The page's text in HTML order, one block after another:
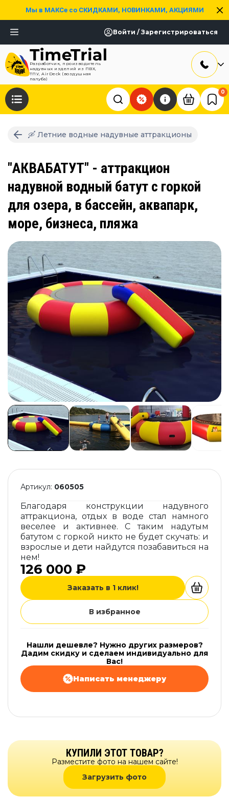
Мы в МАКСе со СКИДКАМИ, НОВИНКАМИ, АКЦИЯМИ
Войти / Зарегистрироваться
Разработчик, производитель
надувных изделий из ПВХ,
ТПУ, AirDeck (воздушная
палуба)
0
🛶 Летние водные надувные аттракционы
"АКВАБАТУТ" - аттракцион
надувной водный батут с горкой
для озера, в бассейн, аквапарк,
море, бизнеса, пляжа
Артикул: 060505
Благодаря конструкции надувного
аттракциона, отдых в воде стал намного
веселее и активнее. С таким надутым
батутом с горкой никто не будет скучать: и
взрослые и дети найдутся позабавиться на
нем!
126 000 ₽
Заказать в 1 клик!
В избранное
Нашли дешевле? Нужно других размеров?
Дадим скидку и сделаем индивидуально для
Вас!
Написать менеджеру
КУПИЛИ ЭТОТ ТОВАР?
Разместите фото на нашем сайте!
Загрузить фото